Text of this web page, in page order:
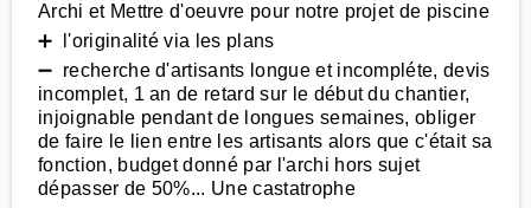
Archi et Mettre d'oeuvre pour notre projet de piscine
➕ l'originalité via les plans
➖ recherche d'artisants longue et incompléte, devis
incomplet, 1 an de retard sur le début du chantier,
injoignable pendant de longues semaines, obliger
de faire le lien entre les artisants alors que c'était sa
fonction, budget donné par l'archi hors sujet
dépasser de 50%... Une castatrophe